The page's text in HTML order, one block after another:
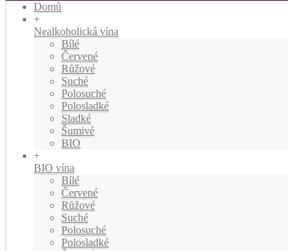
Domů
+
Nealkoholická vína
Bílé
Červené
Růžové
Suché
Polosuché
Polosladké
Sladké
Šumivé
BIO
+
BIO vína
Bílé
Červené
Růžové
Suché
Polosuché
Polosladké